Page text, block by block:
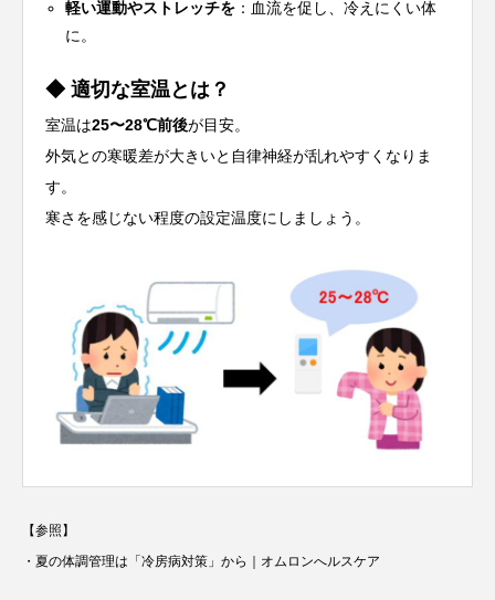
軽い運動やストレッチを ：血流を促し、冷えにくい体
に。
◆ 適切な室温とは？
室温は25〜28℃前後が目安。
外気との寒暖差が大きいと自律神経が乱れやすくなりま
す。
寒さを感じない程度の設定温度にしましょう。
【参照】
・ 夏の体調管理は「冷房病対策」から｜オムロンへルスケア